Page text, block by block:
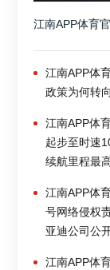
江南APP体育
江南APP体
政策为何转向
江南APP体
起步至时速
续航里程最
江南APP体
号网络侵权
亚迪公司公
江南APP体